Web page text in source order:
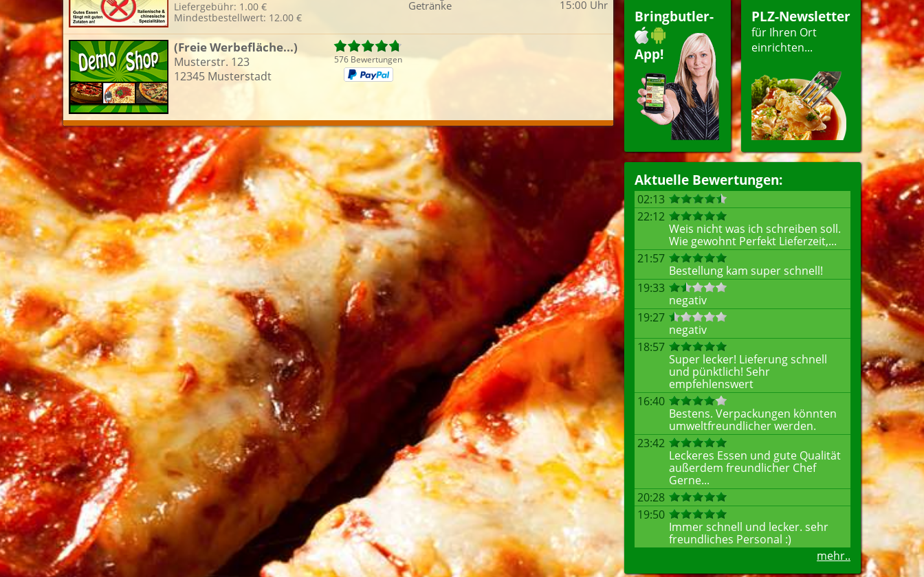
Bringbutler-
App!
PLZ-Newsletter
für Ihren Ort
einrichten...
Aktuelle Bewertungen:
02:13
22:12
Weis nicht was ich schreiben soll.
Wie gewohnt Perfekt Lieferzeit,...
21:57
Bestellung kam super schnell!
19:33
negativ
19:27
negativ
18:57
Super lecker! Lieferung schnell
und pünktlich! Sehr
empfehlenswert
16:40
Bestens. Verpackungen könnten
umweltfreundlicher werden.
23:42
Leckeres Essen und gute Qualität
außerdem freundlicher Chef
Gerne...
20:28
19:50
Immer schnell und lecker. sehr
freundliches Personal :)
mehr..
Auflauf
Dessert
Liefertermin:
sofort
für Uhr bestellen
Liefergebühr: 1.00 €
Mindestbestellwert: 12.00 €
Getränke
15:00 Uhr
(Freie Werbefläche...)
Musterstr. 123
12345 Musterstadt
576 Bewertungen